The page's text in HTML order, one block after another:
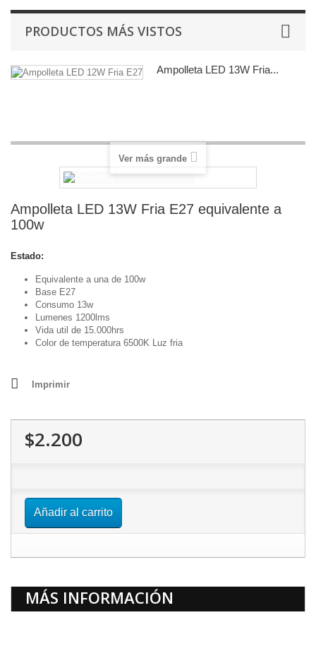
PRODUCTOS MÁS VISTOS
Ampolleta LED 13W Fria...
Ver más grande
Ampolleta LED 13W Fria E27 equivalente a
100w
Estado:
Equivalente a una de 100w
Base E27
Consumo 13w
Lumenes 1200lms
Vida util de 15.000hrs
Color de temperatura 6500K Luz fria
Imprimir
$2.200
Añadir al carrito
MÁS INFORMACIÓN